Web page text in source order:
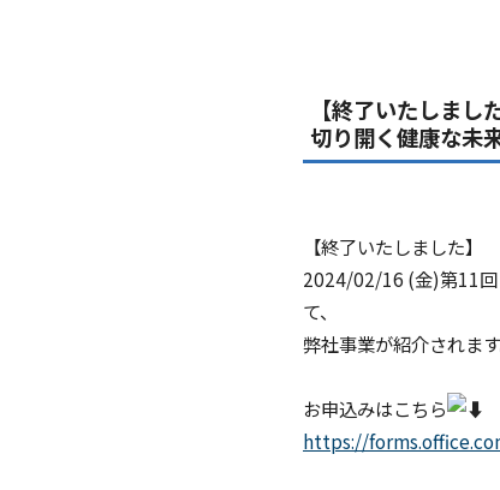
【終了いたしま
切り開く健康な未
【終了いたしました】
2024/02/16 (金)第11回
て、
弊社事業が紹介されま
お申込みはこちら
https://